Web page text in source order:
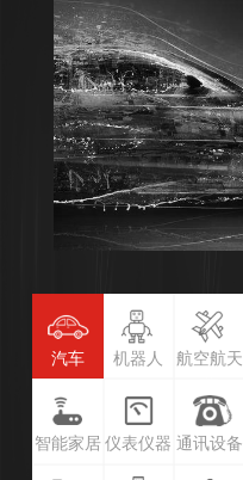
汽车 机器人 航空航天
智能家居 仪表仪器 通讯设备